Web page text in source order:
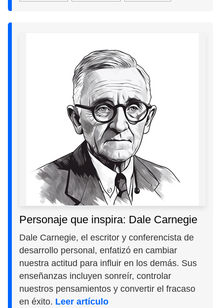
Personaje que inspira: Dale Carnegie
Dale Carnegie, el escritor y conferencista de
desarrollo personal, enfatizó en cambiar
nuestra actitud para influir en los demás. Sus
enseñanzas incluyen sonreír, controlar
nuestros pensamientos y convertir el fracaso
en éxito. Leer artículo